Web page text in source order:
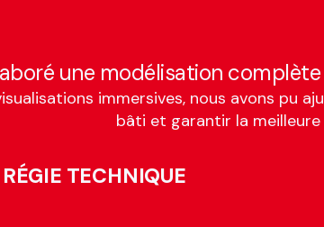
une modélisation complète
immersives, nous avons
bâti et garantir la meilleure
TECHNIQUE